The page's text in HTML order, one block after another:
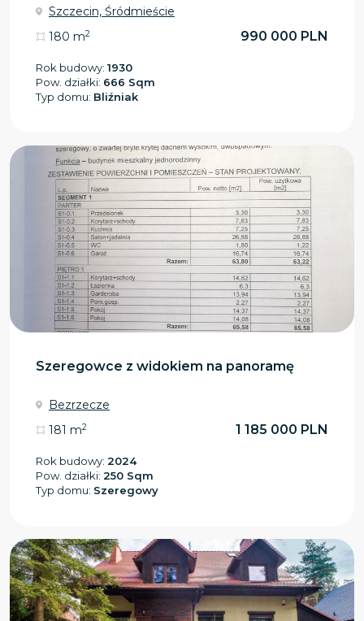
Szczecin, Śródmieście
180 m2 990 000 PLN
Rok budowy: 1930
Pow. działki: 666 Sqm
Typ domu: Bliźniak
Szeregowce z widokiem na panoramę
Bezrzecze
181 m2 1 185 000 PLN
Rok budowy: 2024
Pow. działki: 250 Sqm
Typ domu: Szeregowy